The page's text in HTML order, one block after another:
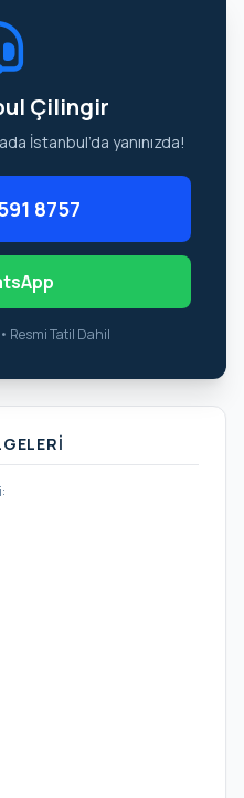
Çilingir
İstanbul’da yanınızda!
8757
Resmi Tatil Dahil